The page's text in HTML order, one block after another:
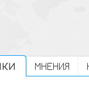
МНЕНИЯ